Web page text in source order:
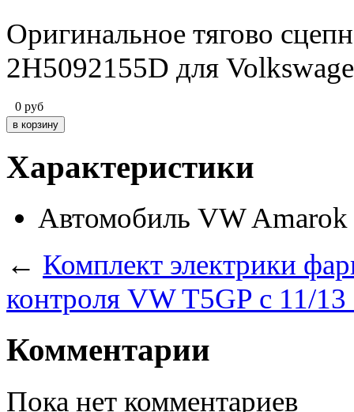
Оригинальное тягово
2H5092155D для
0 руб
Характеристики
Автомобиль VW Amarok
← Комплект электрики
контроля VW T5GP c 11/
Комментарии
Пока нет комментариев